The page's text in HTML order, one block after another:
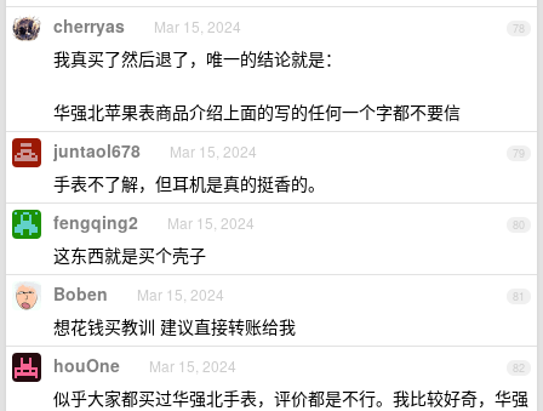
78
cherryas Mar 15, 2024
我真买了然后退了，唯一的结论就是：
华强北苹果表商品介绍上面的写的任何一个字都不要信
79
juntaol678 Mar 15, 2024
手表不了解，但耳机是真的挺香的。
80
fengqing2 Mar 15, 2024
这东西就是买个壳子
81
Boben Mar 15, 2024
想花钱买教训 建议直接转账给我
82
houOne Mar 15, 2024
似乎大家都买过华强北手表，评价都是不行。我比较好奇，华强